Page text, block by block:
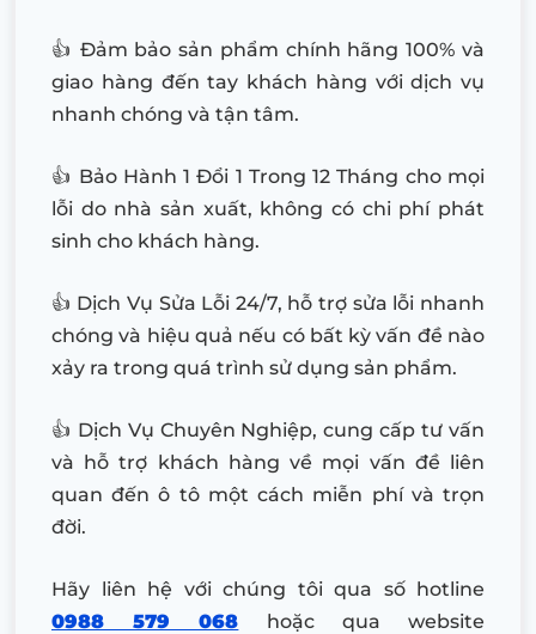
👍 Đảm bảo sản phẩm chính hãng 100% và
giao hàng đến tay khách hàng với dịch vụ
nhanh chóng và tận tâm.
👍 Bảo Hành 1 Đổi 1 Trong 12 Tháng cho mọi
lỗi do nhà sản xuất, không có chi phí phát
sinh cho khách hàng.
👍 Dịch Vụ Sửa Lỗi 24/7, hỗ trợ sửa lỗi nhanh
chóng và hiệu quả nếu có bất kỳ vấn đề nào
xảy ra trong quá trình sử dụng sản phẩm.
👍 Dịch Vụ Chuyên Nghiệp, cung cấp tư vấn
và hỗ trợ khách hàng về mọi vấn đề liên
quan đến ô tô một cách miễn phí và trọn
đời.
Hãy liên hệ với chúng tôi qua số hotline
0988 579 068 hoặc qua website